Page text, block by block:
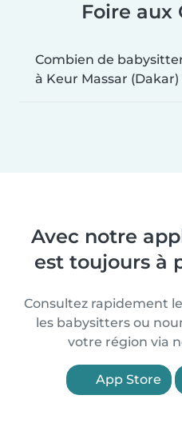
Foire aux
Combien de
à Keur Massar (Dakar)
Avec notre
est toujours à
Consultez rapidement
les babysitters ou
votre région via
App Store